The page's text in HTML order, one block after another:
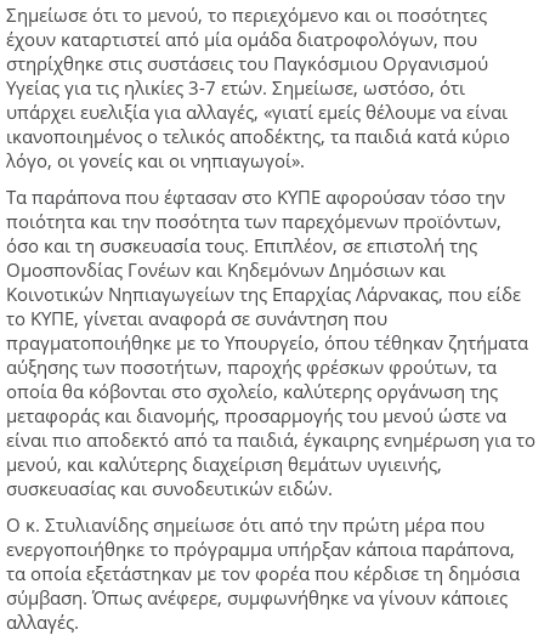
Σημείωσε ότι το μενού, το περιεχόμενο και οι ποσότητες
έχουν καταρτιστεί από μία ομάδα διατροφολόγων, που
στηρίχθηκε στις συστάσεις του Παγκόσμιου Οργανισμού
Υγείας για τις ηλικίες 3-7 ετών. Σημείωσε, ωστόσο, ότι
υπάρχει ευελιξία για αλλαγές, «γιατί εμείς θέλουμε να είναι
ικανοποιημένος ο τελικός αποδέκτης, τα παιδιά κατά κύριο
λόγο, οι γονείς και οι νηπιαγωγοί».
Τα παράπονα που έφτασαν στο ΚΥΠΕ αφορούσαν τόσο την
ποιότητα και την ποσότητα των παρεχόμενων προϊόντων,
όσο και τη συσκευασία τους. Επιπλέον, σε επιστολή της
Ομοσπονδίας Γονέων και Κηδεμόνων Δημόσιων και
Κοινοτικών Νηπιαγωγείων της Επαρχίας Λάρνακας, που είδε
το ΚΥΠΕ, γίνεται αναφορά σε συνάντηση που
πραγματοποιήθηκε με το Υπουργείο, όπου τέθηκαν ζητήματα
αύξησης των ποσοτήτων, παροχής φρέσκων φρούτων, τα
οποία θα κόβονται στο σχολείο, καλύτερης οργάνωση της
μεταφοράς και διανομής, προσαρμογής του μενού ώστε να
είναι πιο αποδεκτό από τα παιδιά, έγκαιρης ενημέρωση για το
μενού, και καλύτερης διαχείριση θεμάτων υγιεινής,
συσκευασίας και συνοδευτικών ειδών.
Ο κ. Στυλιανίδης σημείωσε ότι από την πρώτη μέρα που
ενεργοποιήθηκε το πρόγραμμα υπήρξαν κάποια παράπονα,
τα οποία εξετάστηκαν με τον φορέα που κέρδισε τη δημόσια
σύμβαση. Όπως ανέφερε, συμφωνήθηκε να γίνουν κάποιες
αλλαγές.